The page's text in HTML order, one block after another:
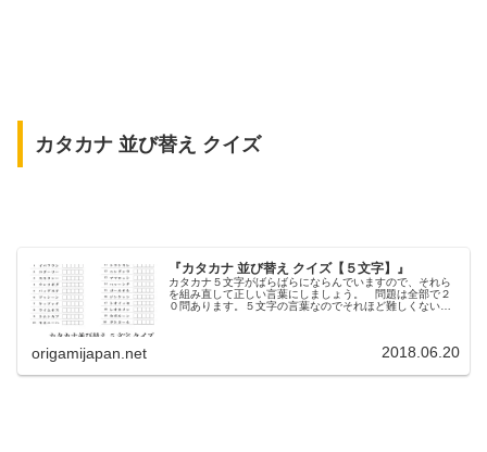
カタカナ 並び替え クイズ
『カタカナ 並び替え クイズ【５文字】』
カタカナ５文字がばらばらにならんでいますので、それら
を組み直して正しい言葉にしましょう。 問題は全部で２
０問あります。５文字の言葉なのでそれほど難しくないの
origamijapan.net 2018.06.20